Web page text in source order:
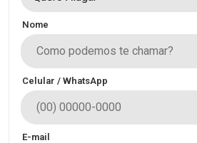
Nome
Celular / WhatsApp
E-mail